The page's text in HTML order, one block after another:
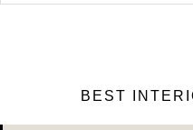
BEST